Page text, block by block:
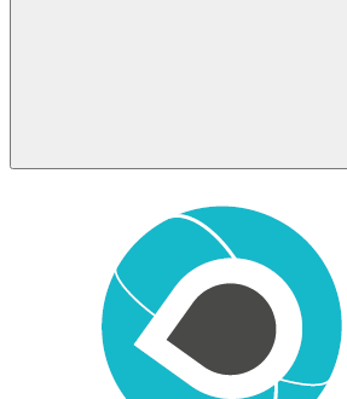
Buscar